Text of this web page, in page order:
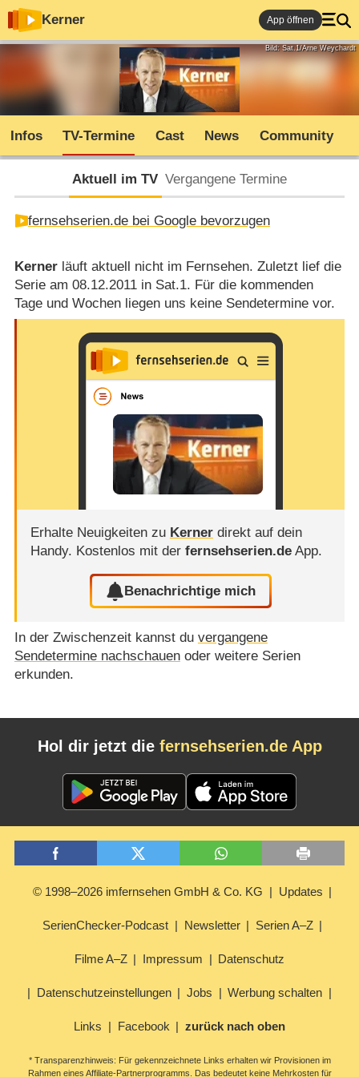
Kerner App öffnen
Bild: Sat.1/Arne Weychardt
Infos TV-Termine Cast News Community
Aktuell im TV Vergangene Termine
fernsehserien.de bei Google bevorzugen
Kernerläuft aktuell nicht im Fernsehen. Zuletzt lief die
Serie am 08.12.2011 in Sat.1. Für die kommenden
Tage und Wochen liegen uns keine Sendetermine vor.
Erhalte Neuigkeiten zu Kernerdirekt auf dein
Handy. Kostenlos mit der fernsehserien.deApp.
Benachrichtige mich
In der Zwischenzeit kannst du vergangene
Sendetermine nachschauenoder weitere Serien
erkunden.
Hol dir jetzt die fernsehserien.de App
© 1998–2026 imfernsehen GmbH & Co. KG Updates
SerienChecker-Podcast Newsletter Serien A–Z
Filme A–Z Impressum Datenschutz
Datenschutzeinstellungen Jobs Werbung schalten
Links Facebook zurück nach oben
* Transparenzhinweis: Für gekennzeichnete Links erhalten wir Provisionen im
Rahmen eines Affiliate-Partnerprogramms. Das bedeutet keine Mehrkosten für